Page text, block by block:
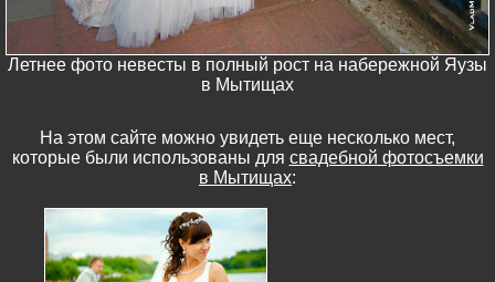
Летнее фото невесты в полный рост на набережной Яузы
в Мытищах
На этом сайте можно увидеть еще несколько мест,
которые были использованы для свадебной фотосъемки
в Мытищах: